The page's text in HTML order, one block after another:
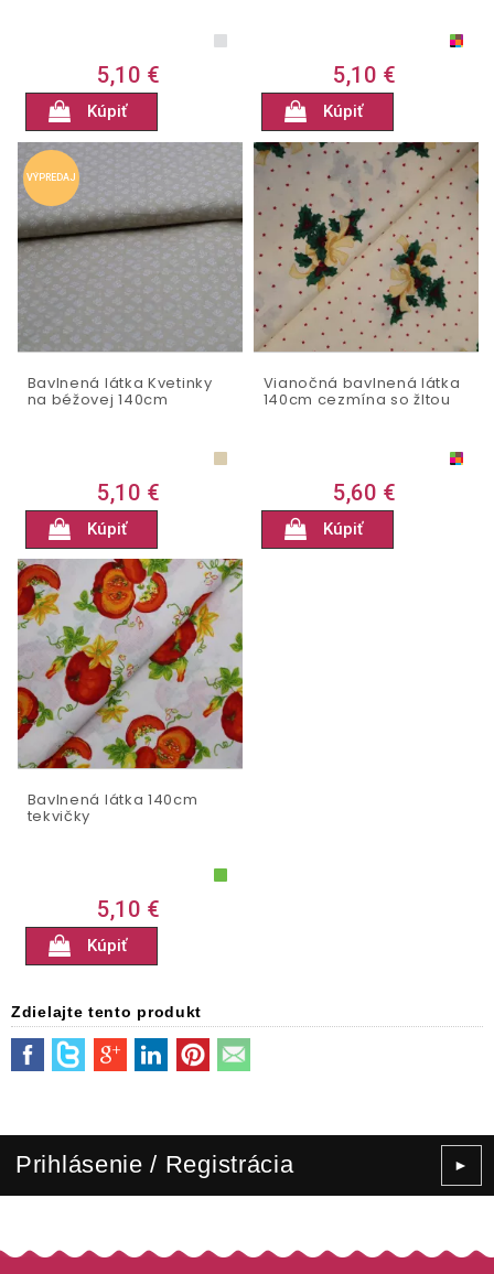
5,10 €
Kúpiť
5,10 €
Kúpiť
VÝPREDAJ
Bavlnená látka Kvetinky
na béžovej 140cm
5,10 €
Kúpiť
Vianočná bavlnená látka
140cm cezmína so žltou
5,60 €
Kúpiť
Bavlnená látka 140cm
tekvičky
5,10 €
Kúpiť
Zdielajte tento produkt
Prihlásenie / Registrácia ►